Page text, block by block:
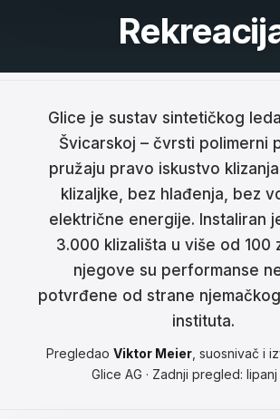
Nederlands
Italiano
Português
Dansk
Svenska
Suomi
Glice je sustav sintetičkog
Švicarskoj – čvrsti polimerni
pružaju pravo iskustvo
klizaljke, bez hlađenja, bez
električne energije. Instaliran
3.000 klizališta u više od 100
njegove su performanse
potvrđene od strane
instituta.
Pregledao Viktor Meier, suosnivač i
Glice AG · Zadnji pregled: